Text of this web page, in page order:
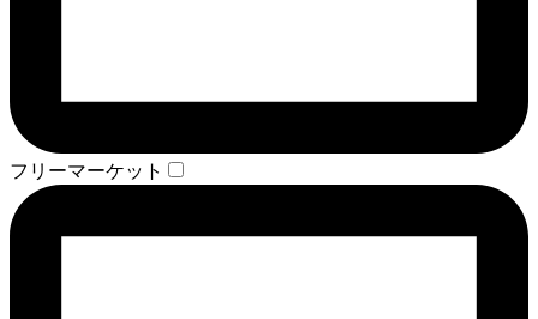
フリーマーケット